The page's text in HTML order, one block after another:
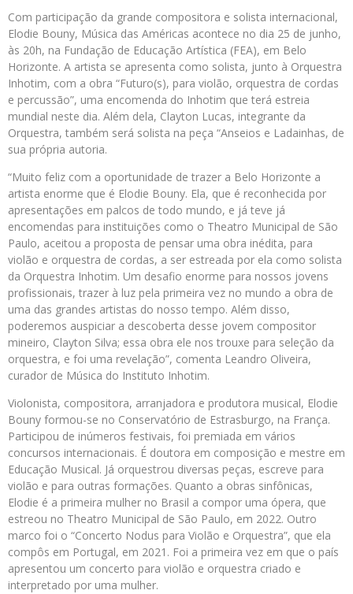
Com participação da grande compositora e solista internacional,
Elodie Bouny, Música das Américas acontece no dia 25 de junho,
às 20h, na Fundação de Educação Artística (FEA), em Belo
Horizonte. A artista se apresenta como solista, junto à Orquestra
Inhotim, com a obra “Futuro(s), para violão, orquestra de cordas
e percussão”, uma encomenda do Inhotim que terá estreia
mundial neste dia. Além dela, Clayton Lucas, integrante da
Orquestra, também será solista na peça “Anseios e Ladainhas, de
sua própria autoria.
“Muito feliz com a oportunidade de trazer a Belo Horizonte a
artista enorme que é Elodie Bouny. Ela, que é reconhecida por
apresentações em palcos de todo mundo, e já teve já
encomendas para instituições como o Theatro Municipal de São
Paulo, aceitou a proposta de pensar uma obra inédita, para
violão e orquestra de cordas, a ser estreada por ela como solista
da Orquestra Inhotim. Um desafio enorme para nossos jovens
profissionais, trazer à luz pela primeira vez no mundo a obra de
uma das grandes artistas do nosso tempo. Além disso,
poderemos auspiciar a descoberta desse jovem compositor
mineiro, Clayton Silva; essa obra ele nos trouxe para seleção da
orquestra, e foi uma revelação”, comenta Leandro Oliveira,
curador de Música do Instituto Inhotim.
Violonista, compositora, arranjadora e produtora musical, Elodie
Bouny formou-se no Conservatório de Estrasburgo, na França.
Participou de inúmeros festivais, foi premiada em vários
concursos internacionais. É doutora em composição e mestre em
Educação Musical. Já orquestrou diversas peças, escreve para
violão e para outras formações. Quanto a obras sinfônicas,
Elodie é a primeira mulher no Brasil a compor uma ópera, que
estreou no Theatro Municipal de São Paulo, em 2022. Outro
marco foi o “Concerto Nodus para Violão e Orquestra”, que ela
compôs em Portugal, em 2021. Foi a primeira vez em que o país
apresentou um concerto para violão e orquestra criado e
interpretado por uma mulher.